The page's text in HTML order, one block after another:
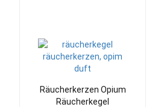
Räucherkerzen Opium
Räucherkegel